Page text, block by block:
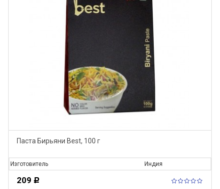
Паста Бирьяни Best, 100 г
Изготовитель Индия
209 Р